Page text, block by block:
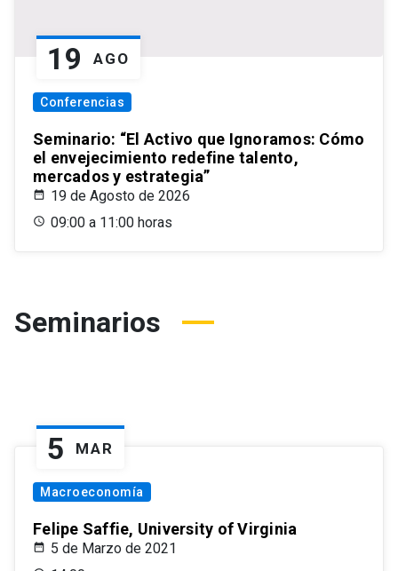
19 AGO
Conferencias
Seminario: “El Activo que Ignoramos: Cómo
el envejecimiento redefine talento,
mercados y estrategia”
19 de Agosto de 2026
09:00 a 11:00 horas
Seminarios
5 MAR
Macroeconomía
Felipe Saffie, University of Virginia
5 de Marzo de 2021